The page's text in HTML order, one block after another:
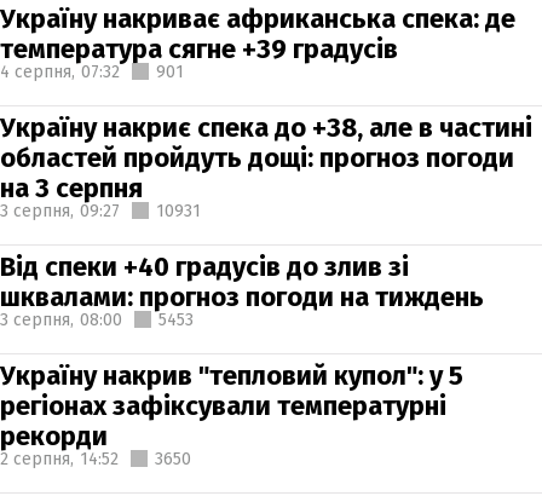
Україну накриває африканська спека: де
температура сягне +39 градусів
4 серпня, 07:32 901
Україну накриє спека до +38, але в частині
областей пройдуть дощі: прогноз погоди
на 3 серпня
3 серпня, 09:27 10931
Від спеки +40 градусів до злив зі
шквалами: прогноз погоди на тиждень
3 серпня, 08:00 5453
Україну накрив "тепловий купол": у 5
регіонах зафіксували температурні
рекорди
2 серпня, 14:52 3650